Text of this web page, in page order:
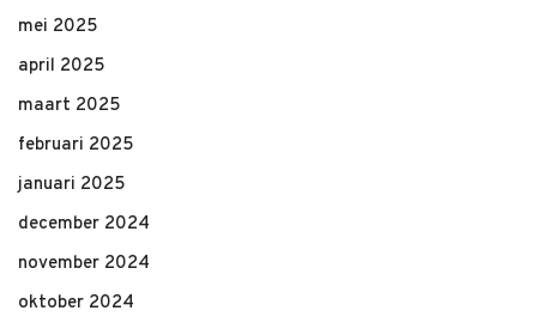
mei 2025
april 2025
maart 2025
februari 2025
januari 2025
december 2024
november 2024
oktober 2024